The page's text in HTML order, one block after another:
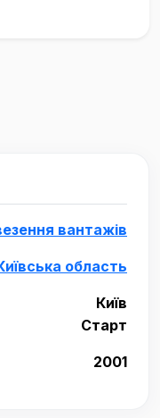
вантажів
область
Київ
Старт
2001